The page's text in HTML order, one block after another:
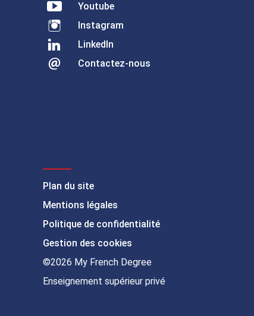
Youtube
Instagram
LinkedIn
Contactez-nous
Plan du site
Mentions légales
Politique de confidentialité
Gestion des cookies
©2026 My French Degree
Enseignement supérieur privé